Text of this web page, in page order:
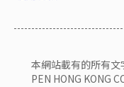
本網站載有的所有
PEN HONG KONG